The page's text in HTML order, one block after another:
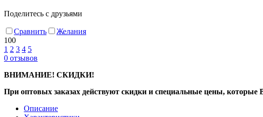
Поделитесь с друзьями
Сравнить
Желания
100
1 2 3 4 5
0 отзывов
ВНИМАНИЕ! СКИДКИ!
При оптовых заказах действуют скидки и специальные цены, которые
Описание